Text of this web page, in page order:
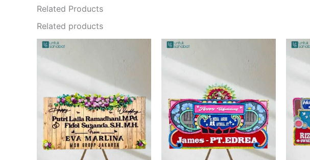
Related Products
Related products